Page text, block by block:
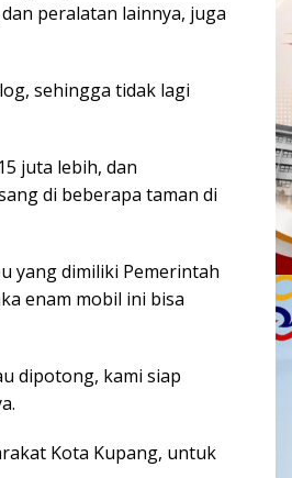
peralatan lainnya, juga
sehingga tidak lagi
juta lebih, dan
di beberapa taman di
yang dimiliki Pemerintah
enam mobil ini bisa
dipotong, kami siap
Kota Kupang, untuk